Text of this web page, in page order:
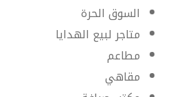
السوق الحرة
متاجر لبيع الهدايا
مطاعم
مقاهي